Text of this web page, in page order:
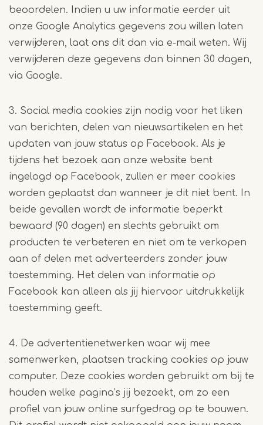
beoordelen. Indien u uw informatie eerder uit
onze Google Analytics gegevens zou willen laten
verwijderen, laat ons dit dan via e-mail weten. Wij
verwijderen deze gegevens dan binnen 30 dagen,
via Google.
3. Social media cookies zijn nodig voor het liken
van berichten, delen van nieuwsartikelen en het
updaten van jouw status op Facebook. Als je
tijdens het bezoek aan onze website bent
ingelogd op Facebook, zullen er meer cookies
worden geplaatst dan wanneer je dit niet bent. In
beide gevallen wordt de informatie beperkt
bewaard (90 dagen) en slechts gebruikt om
producten te verbeteren en niet om te verkopen
aan of delen met adverteerders zonder jouw
toestemming. Het delen van informatie op
Facebook kan alleen als jij hiervoor uitdrukkelijk
toestemming geeft.
4. De advertentienetwerken waar wij mee
samenwerken, plaatsen tracking cookies op jouw
computer. Deze cookies worden gebruikt om bij te
houden welke pagina’s jij bezoekt, om zo een
profiel van jouw online surfgedrag op te bouwen.